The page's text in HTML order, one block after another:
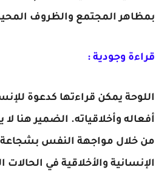
بمظاهر المجتمع والظروف
قراءة وجودية :
اللوحة يمكن قراءتها كدعوة
أفعاله وأخلاقياته. الضمير هنا
من خلال مواجهة النفس بشجاعة
الإنسانية والأخلاقية في الحالات